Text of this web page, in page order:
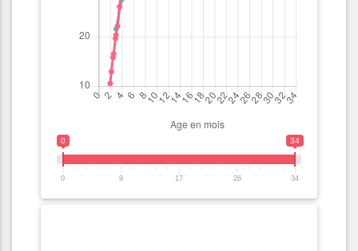
0 34
0 9 17 26 34